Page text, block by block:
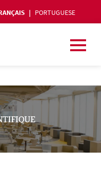
PORTUGUESE